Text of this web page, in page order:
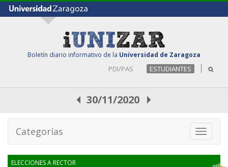
Boletín diario informativo de la Universidad de Zaragoza
PDI/PAS ESTUDIANTES
30/11/2020
Toggle
Categorías
ELECCIONES A RECTOR